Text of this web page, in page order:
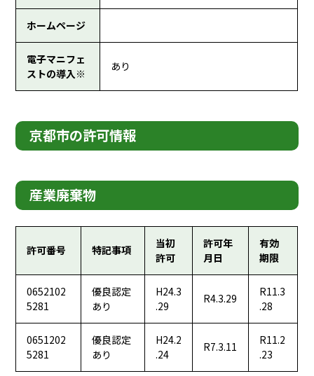
ホームページ
電子マニフェ
ストの導入※
あり
京都市の許可情報
産業廃棄物
許可番号 特記事項
当初
許可
許可年
月日
有効
期限
0652102
5281
優良認定
あり
H24.3
.29
R4.3.29
R11.3
.28
0651202
5281
優良認定
あり
H24.2
.24
R7.3.11
R11.2
.23